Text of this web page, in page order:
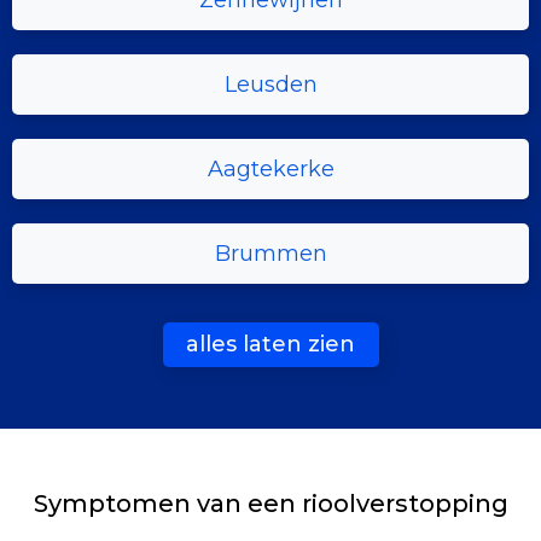
Leusden
Aagtekerke
Brummen
alles laten zien
Symptomen van een rioolverstopping